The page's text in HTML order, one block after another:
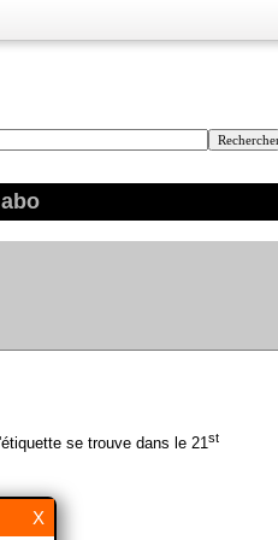
abo
se trouve dans le 21st
X